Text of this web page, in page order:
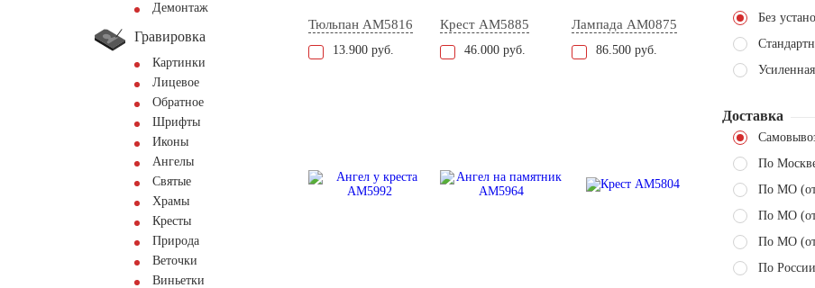
Демонтаж
Гравировка
Картинки
Лицевое
Обратное
Шрифты
Иконы
Ангелы
Святые
Храмы
Кресты
Природа
Веточки
Виньетки
Тюльпан AM5816
13.900 руб.
Крест AM5885
46.000 руб.
Лампада AM0875
86.500 руб.
Без
Усиленная
Доставка
По
По МО
По МО
По МО
По